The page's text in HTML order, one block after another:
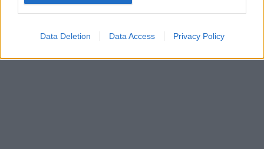
Data Deletion Data Access Privacy Policy